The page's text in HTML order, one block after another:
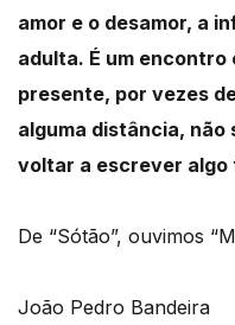
amor e o desamor, a
adulta. É um encontro
presente, por vezes
alguma distância, não
voltar a escrever
De “Sótão”, ouvimos
João Pedro Bandeira